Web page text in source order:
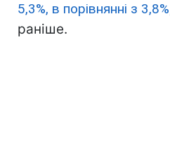
5,3%, в порівнянні з 3,8%
раніше.